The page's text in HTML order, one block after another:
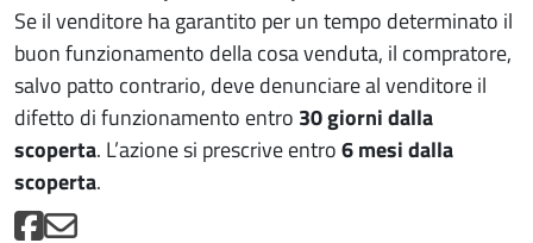
Se il venditore ha garantito per un tempo determinato il
buon funzionamento della cosa venduta, il compratore,
salvo patto contrario, deve denunciare al venditore il
difetto di funzionamento entro 30 giorni dalla
scoperta. L’azione si prescrive entro6 mesi dalla
scoperta.